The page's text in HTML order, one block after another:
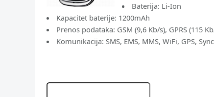
Baterija: Li-Ion
Kapacitet baterije: 1200mAh
Prenos podataka: GSM (9,6 Kb/s), GPRS (115
Komunikacija: SMS, EMS, MMS, WiFi, GPS,